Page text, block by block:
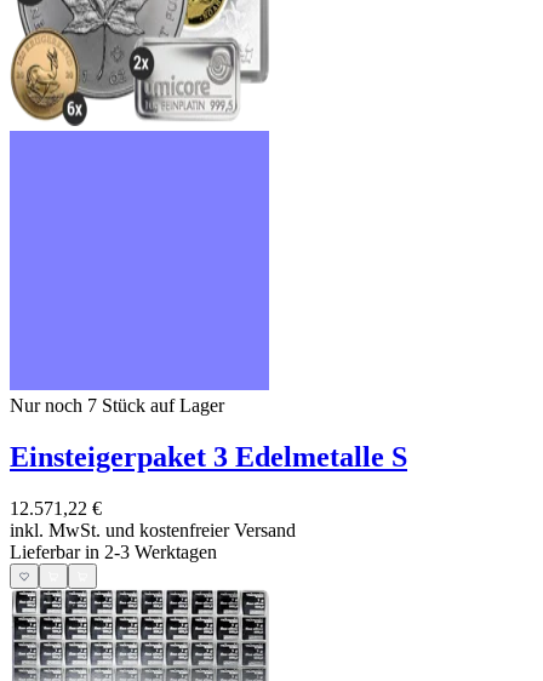
Nur noch 7 Stück auf Lager
Einsteigerpaket 3 Edelmetalle S
12.571,22 €
inkl. MwSt. und kostenfreier Versand
Lieferbar in 2-3 Werktagen